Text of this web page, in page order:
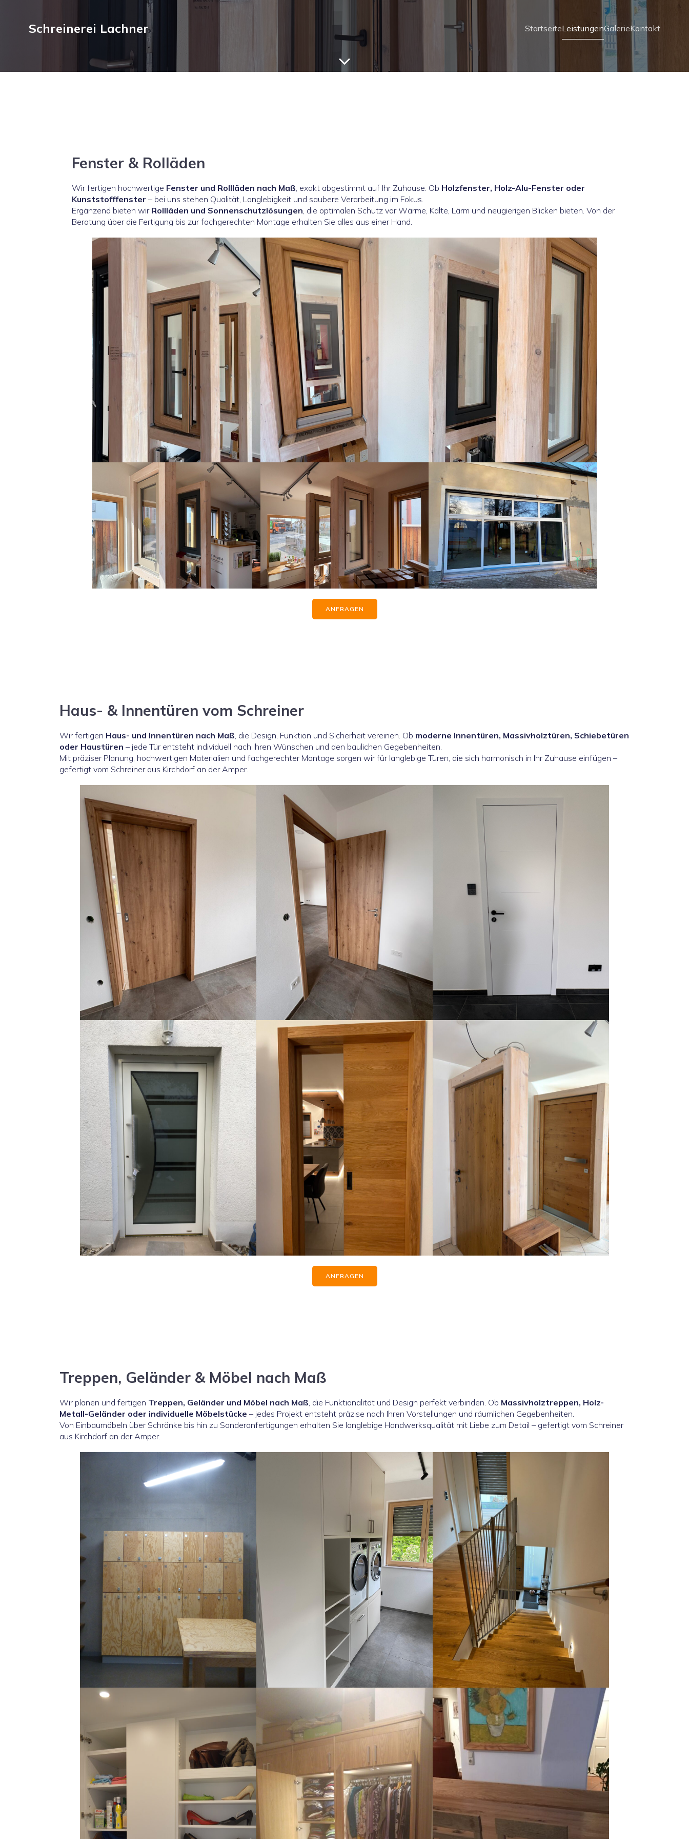
Schreinerei Lachner StartseiteLeistungenGalerieKontakt
Fenster & Rolläden
Wir fertigen hochwertige Fenster und Rollläden nach Maß, exakt abgestimmt auf Ihr Zuhause. Ob Holzfenster, Holz-Alu-Fenster oder
Kunststofffenster – bei uns stehen Qualität, Langlebigkeit und saubere Verarbeitung im Fokus.
Ergänzend bieten wir Rollläden und Sonnenschutzlösungen, die optimalen Schutz vor Wärme, Kälte, Lärm und neugierigen Blicken bieten. Von der
Beratung über die Fertigung bis zur fachgerechten Montage erhalten Sie alles aus einer Hand.
ANFRAGEN
Haus- & Innentüren vom Schreiner
Wir fertigen Haus- und Innentüren nach Maß , die Design, Funktion und Sicherheit vereinen. Ob moderne Innentüren, Massivholztüren, Schiebetüren
oder Haustüren – jede Tür entsteht individuell nach Ihren Wünschen und den baulichen Gegebenheiten.
Mit präziser Planung, hochwertigen Materialien und fachgerechter Montage sorgen wir für langlebige Türen, die sich harmonisch in Ihr Zuhause einfügen –
gefertigt vom Schreiner aus Kirchdorf an der Amper.
ANFRAGEN
Treppen, Geländer & Möbel nach Maß
Wir planen und fertigen Treppen, Geländer und Möbel nach Maß , die Funktionalität und Design perfekt verbinden. Ob Massivholztreppen, Holz-
Metall-Geländer oder individuelle Möbelstücke – jedes Projekt entsteht präzise nach Ihren Vorstellungen und räumlichen Gegebenheiten.
Von Einbaumöbeln über Schränke bis hin zu Sonderanfertigungen erhalten Sie langlebige Handwerksqualität mit Liebe zum Detail – gefertigt vom Schreiner
aus Kirchdorf an der Amper.